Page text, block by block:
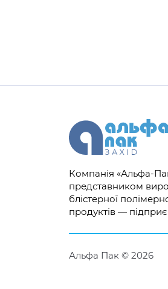
Компанія «Альфа-
представником
блістерної
продуктів —
Альфа Пак © 2026